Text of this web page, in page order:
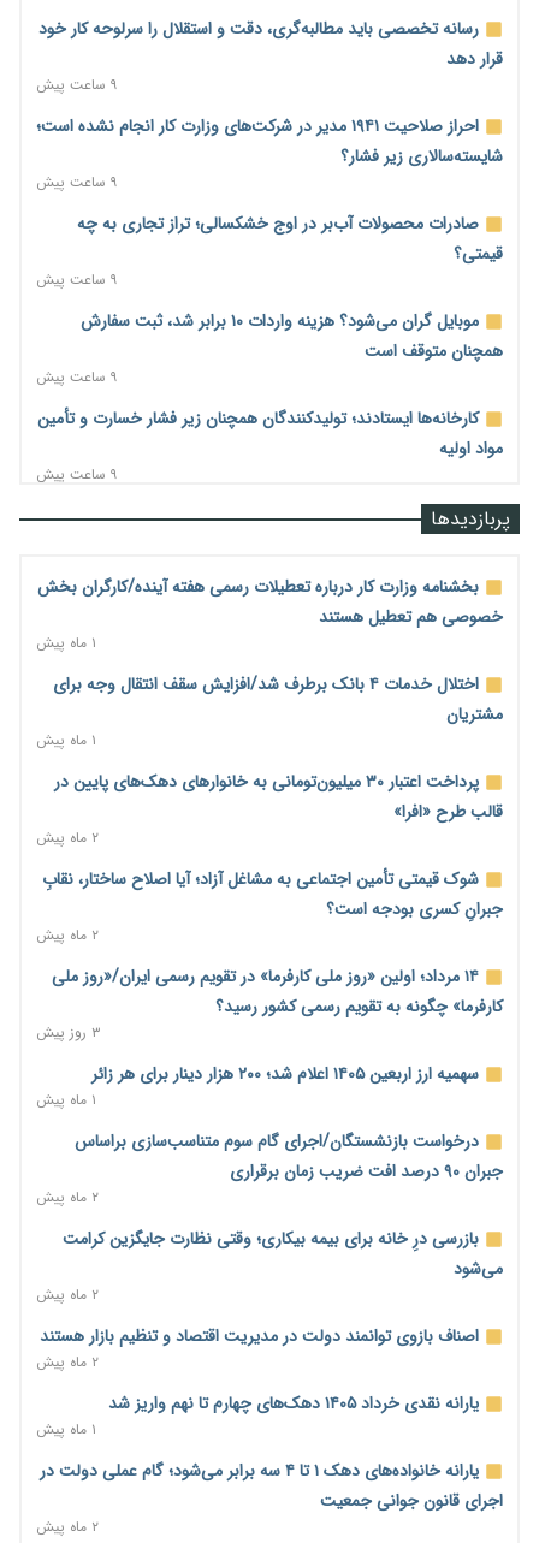
رسانه تخصصی باید مطالبه‌گری، دقت و استقلال را سرلوحه کار خود
قرار دهد
۹ ساعت پیش
احراز صلاحیت ۱۹۴۱ مدیر در شرکت‌های وزارت کار انجام نشده است؛
شایسته‌سالاری زیر فشار؟
۹ ساعت پیش
صادرات محصولات آب‌بر در اوج خشکسالی؛ تراز تجاری به چه
قیمتی؟
۹ ساعت پیش
موبایل گران می‌شود؟ هزینه واردات ۱۰ برابر شد، ثبت سفارش
همچنان متوقف است
۹ ساعت پیش
کارخانه‌ها ایستادند؛ تولیدکنندگان همچنان زیر فشار خسارت و تأمین
مواد اولیه
۹ ساعت پیش
قیمت مسکن در دست سازنده‌های خرد؛ چگونه «عددسازی» بازار
۱۰ ساعت پیش
منابع صندوق ملی مسکن به متقاضیان رسید؛ اولویت با پروژه‌های
هشدار درباره آینده صندوق‌های بازنشستگی؛ اعتماد بیمه‌پردازان را
ترمیم مزد در راه است؟ تأکید بر افزایش مزد پایه و شفافیت سبد
۱۱ ساعت پیش
وام بدون رتبه اعتباری؛ صندوق کارآفرینی امید از حمایت متفاوت
ناترازی برق ۳۰ درصد کاهش یافت؛ وعده وزارت نیرو برای رفع
محدودیت صنایع
۱۱ ساعت پیش
ورود بخش خصوصی به حکمرانی اشتغال؛ «یاوران پیشرفت»
امسال گسترده‌تر می‌شود
۱۱ ساعت پیش
مطالبه کارگران جنوب برای پرداخت «حق جنگ»؛ از نفت و گاز تا
شبکه برق
۱۱ ساعت پیش
حساب‌های شرکت ملی نفت در بانک صنعت و معدن مسدود شد؛
بدهی یک میلیارد دلاری
درآمد کارگزاری‌ها چقدر است؟ کانون کارگزاران اعداد منتشرشده در
فضای مجازی را تکذیب کرد
پربازدیدها
بخشنامه وزارت کار درباره تعطیلات رسمی هفته آینده/کارگران بخش
خصوصی هم تعطیل هستند
۱ ماه پیش
اختلال خدمات ۴ بانک برطرف شد/افزایش سقف انتقال وجه برای
مشتریان
۱ ماه پیش
پرداخت اعتبار ۳۰ میلیون‌تومانی به خانوارهای دهک‌های پایین در
قالب طرح «افرا»
۲ ماه پیش
شوک قیمتی تأمین اجتماعی به مشاغل آزاد؛ آیا اصلاح ساختار، نقابِ
جبرانِ کسری بودجه است؟
۲ ماه پیش
۱۴ مرداد؛ اولین «روز ملی کارفرما» در تقویم رسمی ایران/«روز ملی
کارفرما» چگونه به تقویم رسمی کشور رسید؟
۳ روز پیش
سهمیه ارز اربعین ۱۴۰۵ اعلام شد؛ ۲۰۰ هزار دینار برای هر زائر
۱ ماه پیش
درخواست بازنشستگان/اجرای گام سوم متناسب‌سازی براساس
جبران ۹۰ درصد افت ضریب زمان برقراری
۲ ماه پیش
بازرسی درِ خانه برای بیمه بیکاری؛ وقتی نظارت جایگزین کرامت
می‌شود
۲ ماه پیش
اصناف بازوی توانمند دولت در مدیریت اقتصاد و تنظیم بازار هستند
۲ ماه پیش
یارانه نقدی خرداد ۱۴۰۵ دهک‌های چهارم تا نهم واریز شد
۱ ماه پیش
یارانه خانواده‌های دهک ۱ تا ۴ سه برابر می‌شود؛ گام عملی دولت در
اجرای قانون جوانی جمعیت
۲ ماه پیش